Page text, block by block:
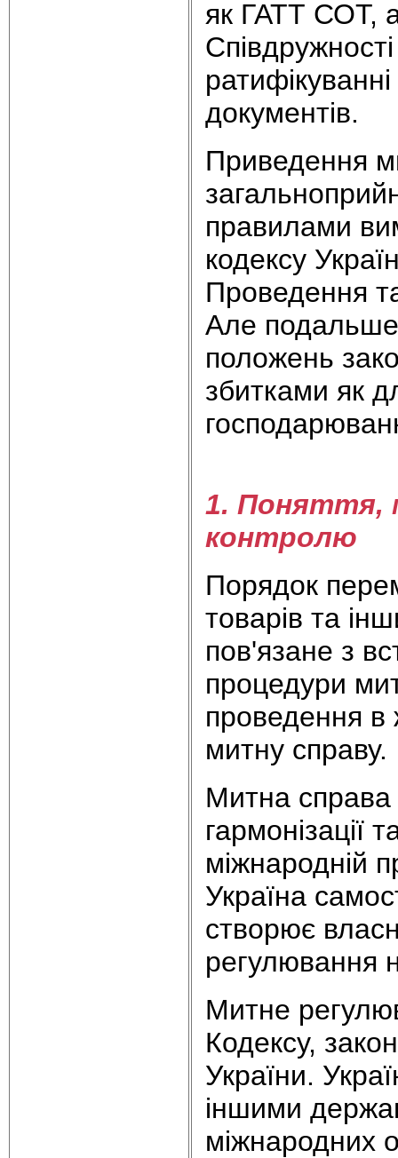
як ГАТТ СОТ,
документів.
Приведення
правилами
кодексу
Проведення
Але подальше
положень
збитками як
1. Поняття,
контролю
Порядок
товарів та
пов'язане з
процедури
проведення в
митну справу.
Митна справа
гармонізації
міжнародній
Україна
створює
регулювання
Митне
Кодексу,
України.
іншими
міжнародних